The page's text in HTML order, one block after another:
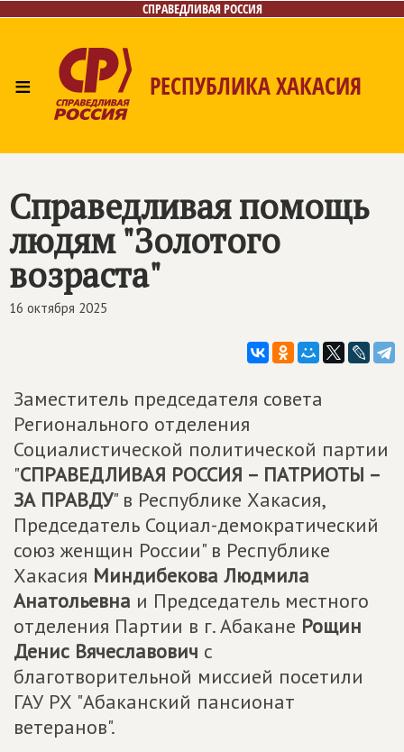
СПРАВЕДЛИВАЯ РОССИЯ
≡ РЕСПУБЛИКА ХАКАСИЯ
Справедливая помощь
людям "Золотого
возраста"
16 октября 2025
Заместитель председателя совета
Регионального отделения
Социалистической политической партии
"СПРАВЕДЛИВАЯ РОССИЯ – ПАТРИОТЫ –
ЗА ПРАВДУ" в Республике Хакасия,
Председатель Социал-демократический
союз женщин России" в Республике
Хакасия Миндибекова Людмила
Анатольевна и Председатель местного
отделения Партии в г. Абакане Рощин
Денис Вячеславович с
благотворительной миссией посетили
ГАУ РХ "Абаканский пансионат
ветеранов".